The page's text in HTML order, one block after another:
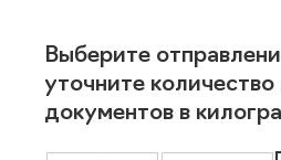
Выберите
уточните количество
документов в